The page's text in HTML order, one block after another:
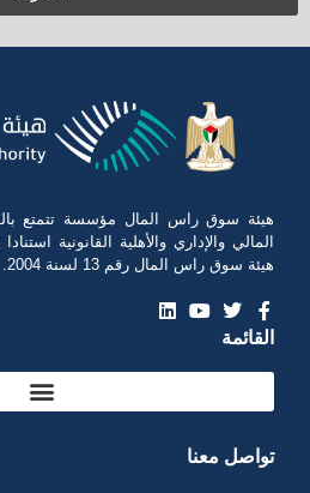
هيئة سوق راس المال مؤسسة تتمتع
هيئة سوق راس المال رقم 13 لسنة 2004.
القائمة
تواصل معنا